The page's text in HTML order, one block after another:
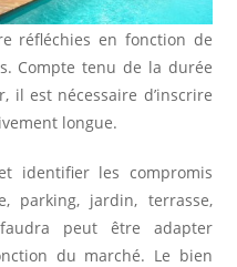
réfléchies en fonction de
Compte tenu de la durée
il est nécessaire d’inscrire
longue.
identifier les compromis
parking, jardin, terrasse,
peut être adapter
du marché. Le bien